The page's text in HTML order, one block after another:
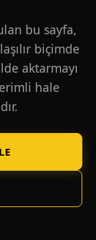
bu sayfa,
biçimde
aktarmayı
hale